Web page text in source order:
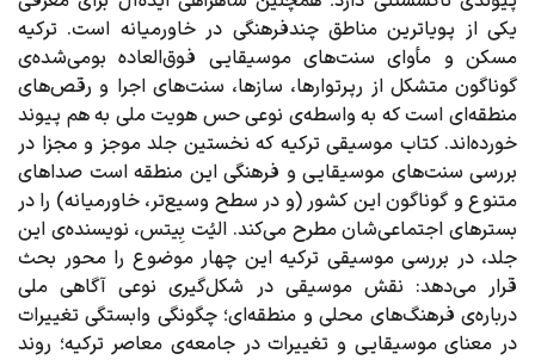
یکی از پویاترین مناطق چندفرهنگی در خاورمیانه است. ترکیه
مسکن و مأوای سنت‌های موسیقایی فوق‌العاده بومی‌شده‌ی
گوناگون متشکل از رپرتوارها، سازها، سنت‌های اجرا و رقص‌های
منطقه‌ای است که به واسطه‌ی نوعی حس هویت ملی به هم پیوند
خورده‌اند. کتاب موسیقی ترکیه که نخستین جلد موجز و مجزا در
بررسی سنت‌های موسیقایی و فرهنگی این منطقه است صداهای
متنوع و گوناگون این کشور (و در سطح وسیع‌تر، خاورمیانه) را در
بسترهای اجتماعی‌شان مطرح می‌کند. الیُت بِیتس، نویسنده‌ی این
جلد، در بررسی موسیقی ترکیه این چهار موضوع را محور بحث
قرار می‌دهد: نقش موسیقی در شکل‌گیری نوعی آگاهی ملی
درباره‌ی فرهنگ‌های محلی و منطقه‌ای؛ چگونگی وابستگی تغییرات
در معنای موسیقایی و تغییرات در جامعه‌ی معاصر ترکیه؛ روند